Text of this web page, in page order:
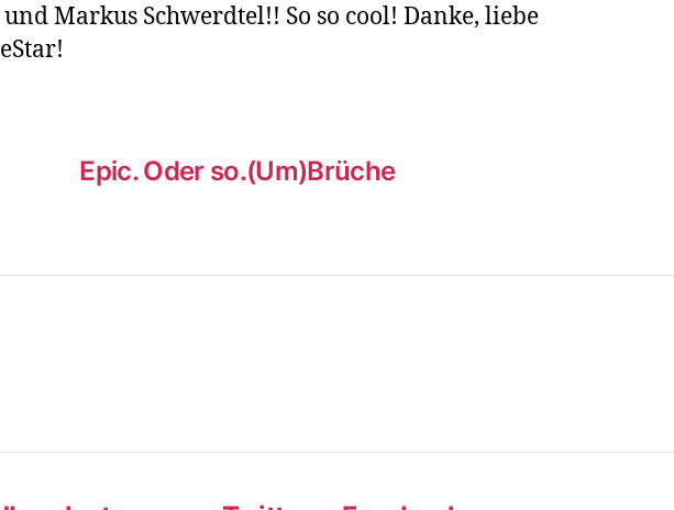
Markus Schwerdtel!! So so cool! Danke, liebe
Epic. Oder so.(Um)Brüche